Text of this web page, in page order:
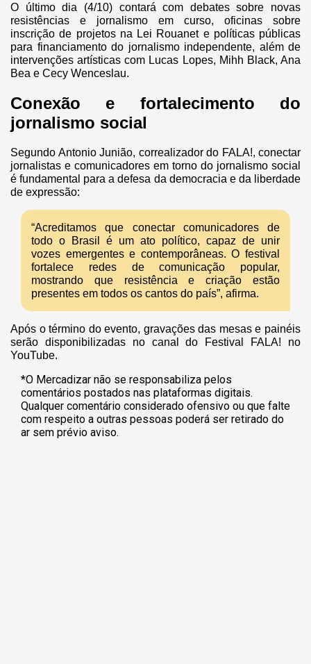
O último dia (4/10) contará com debates sobre novas
resistências e jornalismo em curso, oficinas sobre
inscrição de projetos na Lei Rouanet e políticas públicas
para financiamento do jornalismo independente, além de
intervenções artísticas com Lucas Lopes, Mihh Black, Ana
Bea e Cecy Wenceslau.
Conexão e fortalecimento do
jornalismo social
Segundo Antonio Junião, correalizador do FALA!, conectar
jornalistas e comunicadores em torno do jornalismo social
é fundamental para a defesa da democracia e da liberdade
de expressão:
“Acreditamos que conectar comunicadores de
todo o Brasil é um ato político, capaz de unir
vozes emergentes e contemporâneas. O festival
fortalece redes de comunicação popular,
mostrando que resistência e criação estão
presentes em todos os cantos do país”, afirma.
Após o término do evento, gravações das mesas e painéis
serão disponibilizadas no canal do Festival FALA! no
YouTube.
*O Mercadizar não se responsabiliza pelos
comentários postados nas plataformas digitais.
Qualquer comentário considerado ofensivo ou que falte
com respeito a outras pessoas poderá ser retirado do
ar sem prévio aviso.